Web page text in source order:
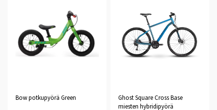
Bow potkupyörä Green
Ghost Square Cross Base
miesten hybridipyörä